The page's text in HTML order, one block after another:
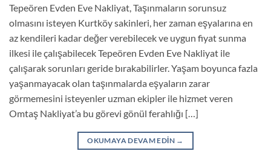
Tepeören Evden Eve Nakliyat, Taşınmaların sorunsuz
olmasını isteyen Kurtköy sakinleri, her zaman eşyalarına en
az kendileri kadar değer verebilecek ve uygun fiyat sunma
ilkesi ile çalışabilecek Tepeören Evden Eve Nakliyat ile
çalışarak sorunları geride bırakabilirler. Yaşam boyunca fazla
yaşanmayacak olan taşınmalarda eşyaların zarar
görmemesini isteyenler uzman ekipler ile hizmet veren
Omtaş Nakliyat’a bu görevi gönül ferahlığı […]
OKUMAYA DEVAM EDIN →